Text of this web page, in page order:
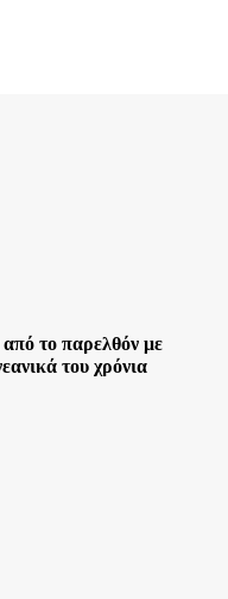
το παρελθόν με
του χρόνια